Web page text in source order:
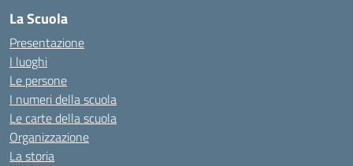
La Scuola
Presentazione
I luoghi
Le persone
I numeri della scuola
Le carte della scuola
Organizzazione
La storia